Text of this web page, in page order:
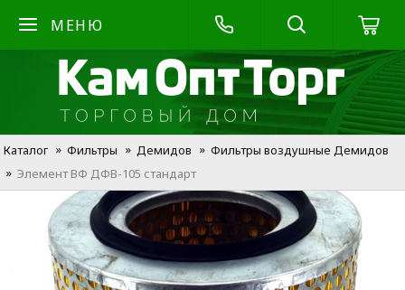
МЕНЮ
Каталог Фильтры Демидов
Фильтры воздушные Демидов
Элемент ВФ ДФВ-105 стандарт